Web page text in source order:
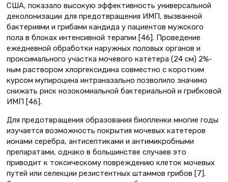
США, показало высокую эффективность универсальной
деколонизации для предотвращения ИМП, вызванной
бактериями и грибами кандида у пациентов мужского
пола в блоках интенсивной терапии [46]. Проведение
ежедневной обработки наружных половых органов и
проксимального участка мочевого катетера (24 см) 2%-
ным раствором хлоргексидина совместно с коротким
курсом мупироцина интраназально позволило значимо
снижать риск нозокомиальной бактериальной и грибковой
ИМП [46].
Для предотвращения образования биопленки многие годы
изучается возможность покрытия мочевых катетеров
ионами серебра, антисептиками и антимикробными
препаратами, однако в большинстве случаев это
приводит к токсическому повреждению клеток мочевых
путей или селекции резистентных штаммов грибов [7].